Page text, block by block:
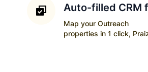
Auto-filled CRM
Map your Outreach
properties in 1 click,